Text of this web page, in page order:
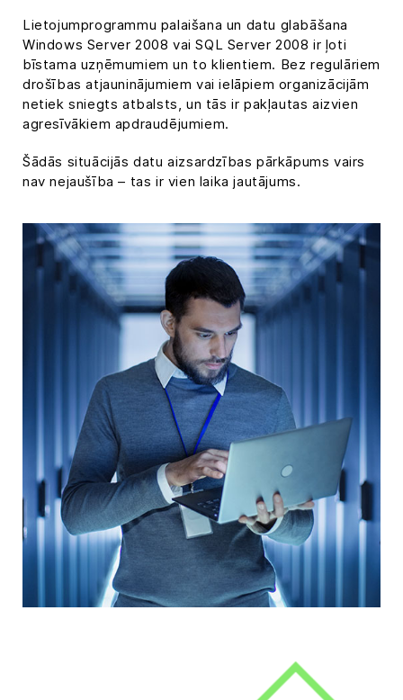
Lietojumprogrammu palaišana un datu glabāšana
Windows Server 2008 vai SQL Server 2008 ir ļoti
bīstama uzņēmumiem un to klientiem. Bez regulāriem
drošības atjauninājumiem vai ielāpiem organizācijām
netiek sniegts atbalsts, un tās ir pakļautas aizvien
agresīvākiem apdraudējumiem.
Šādās situācijās datu aizsardzības pārkāpums vairs
nav nejaušība – tas ir vien laika jautājums.